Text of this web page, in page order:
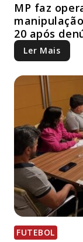
MP faz
20 após
Ler Mais
FUTEBOL